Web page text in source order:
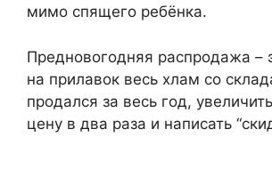
мимо спящего ребёнка.
Предновогодняя распродажа –
на прилавок весь хлам со
продался за весь год,
цену в два раза и написать